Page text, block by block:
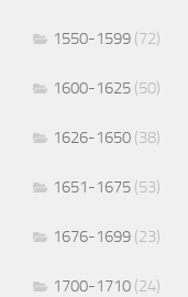
1550-1599 (72)
1600-1625 (50)
1626-1650 (38)
1651-1675 (53)
1676-1699 (23)
1700-1710 (24)